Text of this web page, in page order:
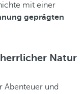
mit einer
geprägten
Natur
Abenteuer und